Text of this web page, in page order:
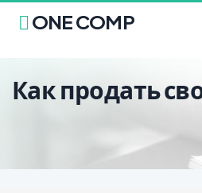
ONE COMP
Как продать